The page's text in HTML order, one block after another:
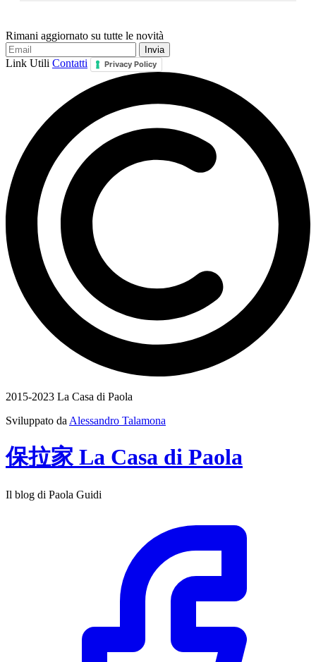
Rimani aggiornato su tutte le novità
Link Utili Contatti Privacy Policy
2015-2023 La Casa di Paola
Sviluppato da Alessandro Talamona
保拉家 La Casa di Paola
Il blog di Paola Guidi